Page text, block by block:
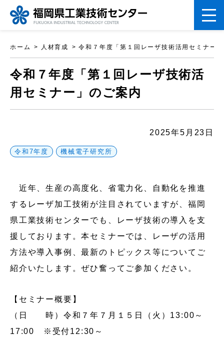
す。
ホーム 人材育成 令和７年度「第１回レーザ技術活用セミナー
こ
か
文
令和７年度「第１回レーザ技術活
用セミナー」のご案内
2025年5月23日
令和7年度 機械電子研究所
近年、生産の高度化、省電力化、自動化を推進
するレーザ加工技術が注目されていますが、福岡
県工業技術センターでも、レーザ技術の導入を支
援しております。本セミナーでは、レーザの活用
方法や導入事例、最新のトピックス等についてご
紹介いたします。ぜひ奮ってご参加ください。
【セミナー概要】
（日 時）令和７年７月１５日（火）13:00～
17:00 ※受付12:30～